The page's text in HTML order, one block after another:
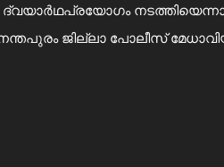
ജില്ലാ പോലീസ്